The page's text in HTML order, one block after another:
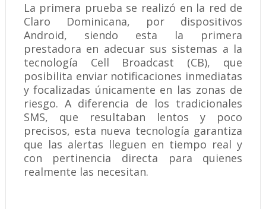
La primera prueba se realizó en la red de
Claro Dominicana, por dispositivos
Android, siendo esta la primera
prestadora en adecuar sus sistemas a la
tecnología Cell Broadcast (CB), que
posibilita enviar notificaciones inmediatas
y focalizadas únicamente en las zonas de
riesgo. A diferencia de los tradicionales
SMS, que resultaban lentos y poco
precisos, esta nueva tecnología garantiza
que las alertas lleguen en tiempo real y
con pertinencia directa para quienes
realmente las necesitan.